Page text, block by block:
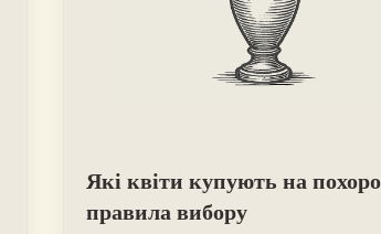
Які квіти купують на
правила вибору